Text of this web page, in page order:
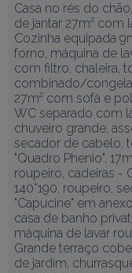
Casa no rés do
de jantar 27m² com
Cozinha equipada
forno, máquina de
com filtro, chaleira,
combinado/
27m² com sofá e
WC separado com
chuveiro grande,
secador de cabelo,
"Quadro Phenio",
roupeiro, cadeiras -
140*190, roupeiro,
"Capucine" em
casa de banho
máquina de lavar
Grande terraço
de jardim,